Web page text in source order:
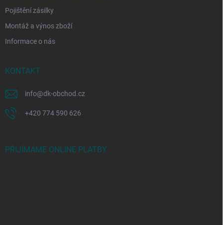
Pojištění zásilky
Montáž a výnos zboží
Informace o nás
KONTAKT
info@dk-obchod.cz
+420 774 590 626
PŘIJÍMÁME ONLINE PLATBY